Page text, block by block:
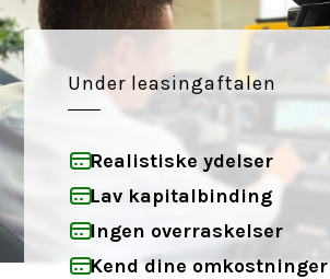
Under leasingaftalen
Realistiske ydelser
Lav kapitalbinding
Ingen overraskelser
Kend dine omkostninger